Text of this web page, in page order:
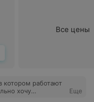
Все цены
котором работают
хочу
Еще